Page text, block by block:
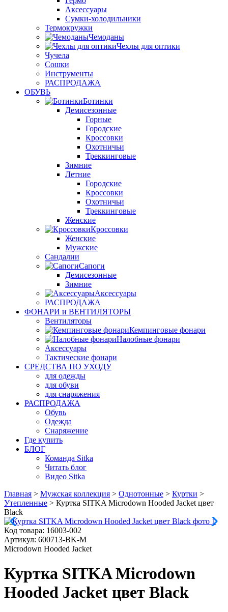
Аксессуары
Сумки-холодильники
Термокружки
Чемоданы
Чехлы для оптики
Чучела
Сошки
Инструменты
РАСПРОДАЖА
ОБУВЬ
Ботинки
Демисезонные
Горные
Городские
Кроссовки
Охотничьи
Треккинговые
Зимние
Летние
Городские
Кроссовки
Охотничьи
Треккинговые
Женские
Кроссовки
Женские
Мужские
Сандалии
Сапоги
Демисезонные
Зимние
Аксессуары
РАСПРОДАЖА
ФОНАРИ и ВЕНТИЛЯТОРЫ
Вентиляторы
Кемпинговые фонари
Налобные фонари
Аксессуары
Тактические фонари
СРЕДСТВА ПО УХОДУ
для одежды
для обуви
для снаряжения
РАСПРОДАЖА
Обувь
Одежда
Снаряжение
Где купить
БЛОГ
Команда Sitka
Читать блог
Видео Sitka
Главная > Мужская коллекция > Однотонные > Куртки >
Утепленные > Куртка SITKA Microdown Hooded Jacket цвет
Black
Код товара: 16003-002
Артикул: 600713-BK-M
Microdown Hooded Jacket
Куртка SITKA Microdown
Hooded Jacket цвет Black